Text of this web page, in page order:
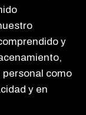
y
como
y en